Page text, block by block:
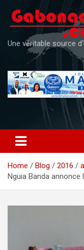
content
Une véritable source
Home Blog 2016
Nguia Banda